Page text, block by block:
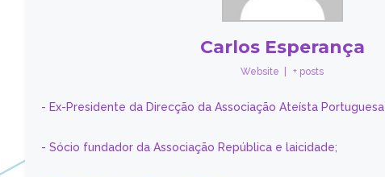
Carlos Esperança
Website + posts
- Ex-Presidente da Direcção da Associação Ateísta Portuguesa
- Sócio fundador da Associação República e laicidade;